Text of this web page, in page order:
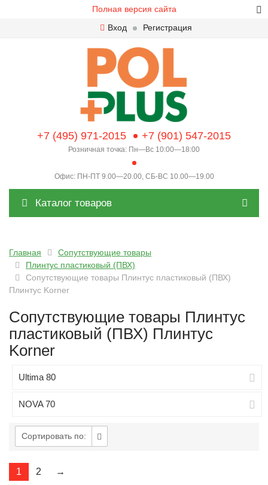
Полная версия сайта
Вход
Регистрация
+7 (495) 971-2015 +7 (901) 547-2015
Розничная точка: Пн—Вс 10:00—18:00
Офис: ПН-ПТ 9.00—20.00, СБ-ВС 10.00—19.00
Каталог товаров
Главная
Сопутствующие товары
Плинтус пластиковый (ПВХ)
Сопутствующие товары Плинтус пластиковый (ПВХ)
Плинтус Korner
Сопутствующие товары Плинтус
пластиковый (ПВХ) Плинтус
Korner
Ultima 80
NOVA 70
Сортировать по:
1 2 →